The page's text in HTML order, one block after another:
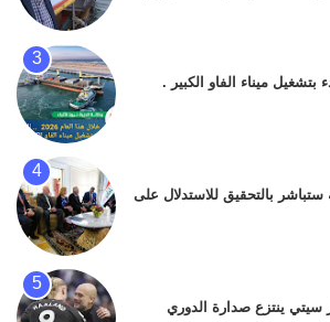
الاثنين على الطريق
عجلته مع عجلة نوع كيا بنكو
لإعمار مطار البصرة الدولي .
الفقيد بواسع رحمته ، و انا
ستباشر بالتحقيق للاستدلال على
سيتي ينتزع صدارة الدوري